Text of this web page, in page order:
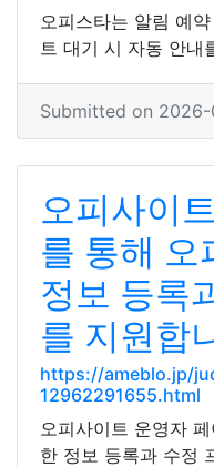
오피스타는 알림 예
트 대기 시 자동 안내
Submitted on
오피사이
를 통해 오
정보 등록
를 지원합
https://ameblo.jp/
12962291655.html
오피사이트 운영자
한 정보 등록과 수정